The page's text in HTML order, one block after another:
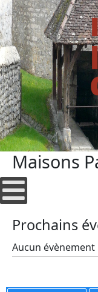
Maisons
Prochains
Aucun évènement